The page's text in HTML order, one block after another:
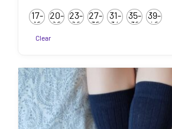
5.85€
kuni
17-
19
20-
22
23-
26
27-
30
31-
34
35-
38
39-
42
Clear
tootel
on
mitu
varianti.
Valikuid